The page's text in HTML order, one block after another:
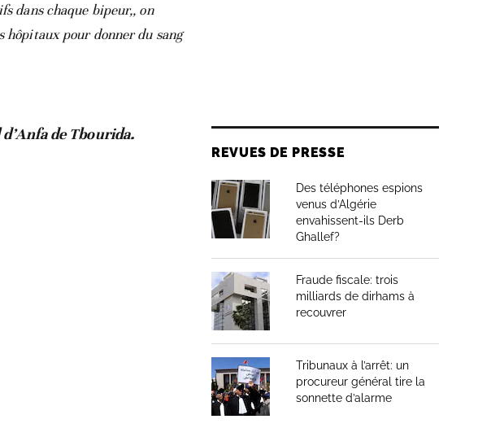
dans chaque bipeur,, on
hôpitaux pour donner du sang
de Tbourida.
REVUES DE PRESSE
Des téléphones espions
venus d’Algérie
envahissent-ils Derb
Ghallef?
Fraude fiscale: trois
milliards de dirhams à
recouvrer
Tribunaux à l’arrêt: un
procureur général tire la
sonnette d’alarme